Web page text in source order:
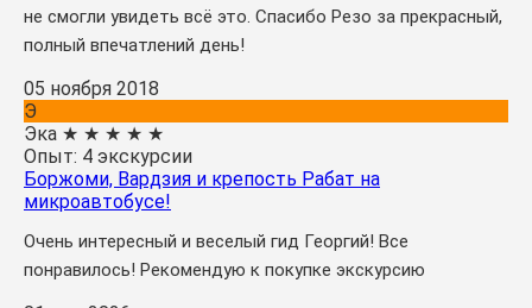
не смогли увидеть всё это. Спасибо Резо за прекрасный,
полный впечатлений день!
05 ноября 2018
Э
Эка ★ ★ ★ ★ ★
Опыт: 4 экскурсии
Боржоми, Вардзия и крепость Рабат на
микроавтобусе!
Очень интересный и веселый гид Георгий! Все
понравилось! Рекомендую к покупке экскурсию